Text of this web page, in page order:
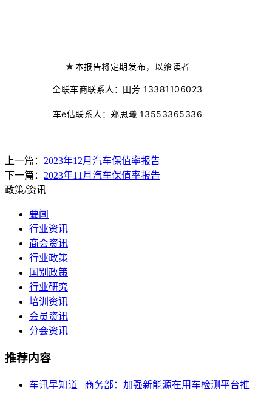
★本报告将定期发布，以飨读者
全联车商联系人：田芳 13381106023
车e估联系人：郑思曦 13553365336
上一篇： 2023年12月汽车保值率报告
下一篇： 2023年11月汽车保值率报告
政策/资讯
要闻
行业资讯
商会资讯
行业政策
国别政策
行业研究
培训资讯
会员资讯
分会资讯
推荐内容
车讯早知道 | 商务部：加强新能源在用车检测平台推